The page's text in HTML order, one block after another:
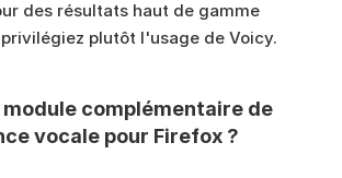
des résultats haut de gamme
plutôt l'usage de Voicy.
complémentaire de
vocale pour Firefox ?